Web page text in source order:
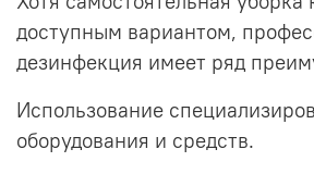
доступным вариантом,
дезинфекция имеет ряд
Использование
оборудования и средств.